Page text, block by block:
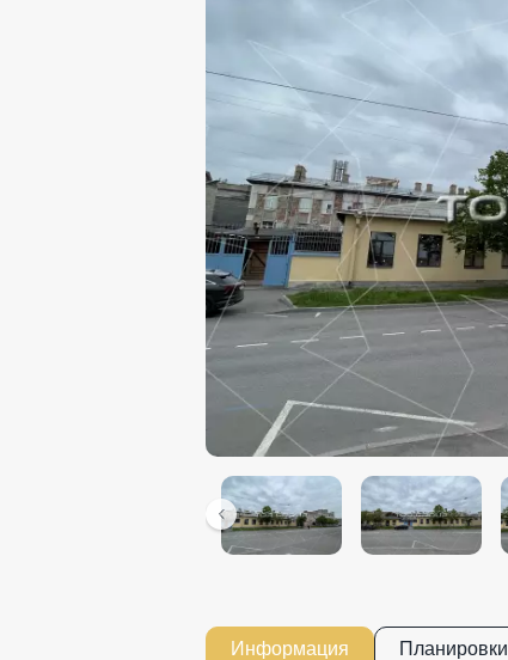
Информация Планировки